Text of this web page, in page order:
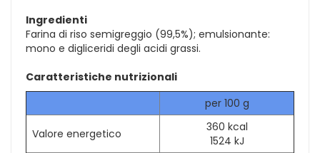
Ingredienti
Farina di riso semigreggio (99,5%); emulsionante:
mono e digliceridi degli acidi grassi.
Caratteristiche nutrizionali
per 100 g
Valore energetico
360 kcal
1524 kJ